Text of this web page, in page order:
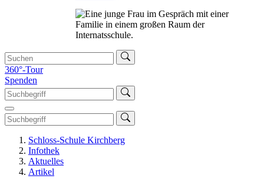
360°-Tour
Spenden
Schloss-Schule Kirchberg
Infothek
Aktuelles
Artikel